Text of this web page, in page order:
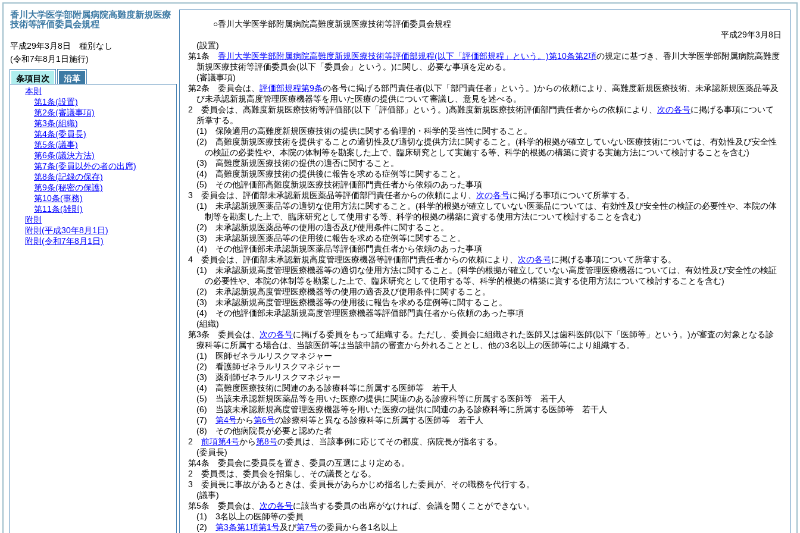
○香川大学医学部附属病院高難度新規医療技術等評価委員会規程
平成29年3月8日
(設置)
第1条
香川大学医学部附属病院高難度新規医療技術等評価部規程(以下「評価部規程」という。)第10条第2項の規定に基づき、香川大学医学部附属病院高難度
新規医療技術等評価委員会(以下「委員会」という。)に関し、必要な事項を定める。
(審議事項)
第2条
委員会は、 評価部規程第9条の各号に掲げる部門責任者(以下「部門責任者」という。)からの依頼により、高難度新規医療技術、未承認新規医薬品等及
び未承認新規高度管理医療機器等を用いた医療の提供について審議し、意見を述べる。
2
委員会は、高難度新規医療技術等評価部(以下「評価部」という。)高難度新規医療技術評価部門責任者からの依頼により、 次の各号に掲げる事項について
所掌する。
(1)
保険適用の高難度新規医療技術の提供に関する倫理的・科学的妥当性に関すること。
(2)
高難度新規医療技術を提供することの適切性及び適切な提供方法に関すること。 (科学的根拠が確立していない医療技術については、有効性及び安全性
の検証の必要性や、本院の体制等を勘案した上で、臨床研究として実施する等、科学的根拠の構築に資する実施方法について検討することを含む)
(3)
高難度新規医療技術の提供の適否に関すること。
(4)
高難度新規医療技術の提供後に報告を求める症例等に関すること。
(5)
その他評価部高難度新規医療技術評価部門責任者から依頼のあった事項
3
委員会は、評価部未承認新規医薬品等評価部門責任者からの依頼により、 次の各号に掲げる事項について所掌する。
(1)
未承認新規医薬品等の適切な使用方法に関すること。 (科学的根拠が確立していない医薬品については、有効性及び安全性の検証の必要性や、本院の体
制等を勘案した上で、臨床研究として使用する等、科学的根拠の構築に資する使用方法について検討することを含む)
(2)
未承認新規医薬品等の使用の適否及び使用条件に関すること。
(3)
未承認新規医薬品等の使用後に報告を求める症例等に関すること。
(4)
その他評価部未承認新規医薬品等評価部門責任者から依頼のあった事項
4
委員会は、評価部未承認新規高度管理医療機器等評価部門責任者からの依頼により、 次の各号に掲げる事項について所掌する。
(1)
未承認新規高度管理医療機器等の適切な使用方法に関すること。 (科学的根拠が確立していない高度管理医療機器については、有効性及び安全性の検証
の必要性や、本院の体制等を勘案した上で、臨床研究として使用する等、科学的根拠の構築に資する使用方法について検討することを含む)
(2)
未承認新規高度管理医療機器等の使用の適否及び使用条件に関すること。
(3)
未承認新規高度管理医療機器等の使用後に報告を求める症例等に関すること。
(4)
その他評価部未承認新規高度管理医療機器等評価部門責任者から依頼のあった事項
(組織)
第3条
委員会は、 次の各号に掲げる委員をもって組織する。 ただし、委員会に組織された医師又は歯科医師(以下「医師等」という。)が審査の対象となる診
療科等に所属する場合は、当該医師等は当該申請の審査から外れることとし、他の3名以上の医師等により組織する。
(1)
医師ゼネラルリスクマネジャー
(2)
看護師ゼネラルリスクマネジャー
(3)
薬剤師ゼネラルリスクマネジャー
(4)
高難度医療技術に関連のある診療科等に所属する医師等 若干人
(5)
当該未承認新規医薬品等を用いた医療の提供に関連のある診療科等に所属する医師等 若干人
(6)
当該未承認新規高度管理医療機器等を用いた医療の提供に関連のある診療科等に所属する医師等 若干人
(7)
第4号から第6号の診療科等と異なる診療科等に所属する医師等 若干人
(8)
その他病院長が必要と認めた者
2
前項第4号から第8号の委員は、当該事例に応じてその都度、病院長が指名する。
(委員長)
第4条
委員会に委員長を置き、委員の互選により定める。
2
委員長は、委員会を招集し、その議長となる。
3
委員長に事故があるときは、委員長があらかじめ指名した委員が、その職務を代行する。
(議事)
第5条
委員会は、 次の各号に該当する委員の出席がなければ、会議を開くことができない。
(1)
3名以上の医師等の委員
(2)
第3条第1項第1号及び第7号の委員から各1名以上
香川大学医学部附属病院高難度新規医療
技術等評価委員会規程
平成29年3月8日 種別なし
(令和7年8月1日施行)
条項目次
沿革
本則
第1条(設置)
第2条(審議事項)
第3条(組織)
第4条(委員長)
第5条(議事)
第6条(議決方法)
第7条(委員以外の者の出席)
第8条(記録の保存)
第9条(秘密の保護)
第10条(事務)
第11条(雑則)
附則
附則 (平成30年8月1日)
附則 (令和7年8月1日)